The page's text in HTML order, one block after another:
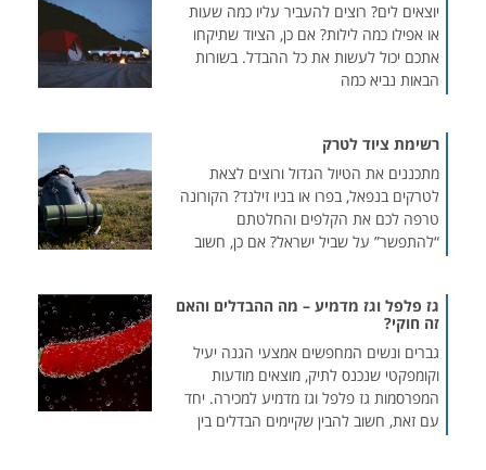
יוצאים לים? רוצים להעביר עליו כמה שעות
או אפילו כמה לילות? אם כן, הציוד שתיקחו
אתכם יכול לעשות את כל ההבדל. בשורות
הבאות נביא כמה
רשימת ציוד לטרק
מתכננים את הטיול הגדול ורוצים לצאת
לטרקים בנפאל, בפרו או בניו זילנד? הקורונה
טרפה לכם את הקלפים והחלטתם
“להתפשר” על שביל ישראל? אם כן, חשוב
גז פלפל וגז מדמיע – מה ההבדלים והאם
זה חוקי?
גברים ונשים המחפשים אמצעי הגנה יעיל
וקומפקטי שנכנס לתיק, מוצאים מודעות
המפרסמות גז פלפל וגז מדמיע למכירה. יחד
עם זאת, חשוב להבין שקיימים הבדלים בין